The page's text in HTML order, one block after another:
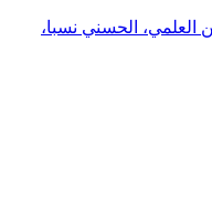
العلمي، الحسني نسبا،